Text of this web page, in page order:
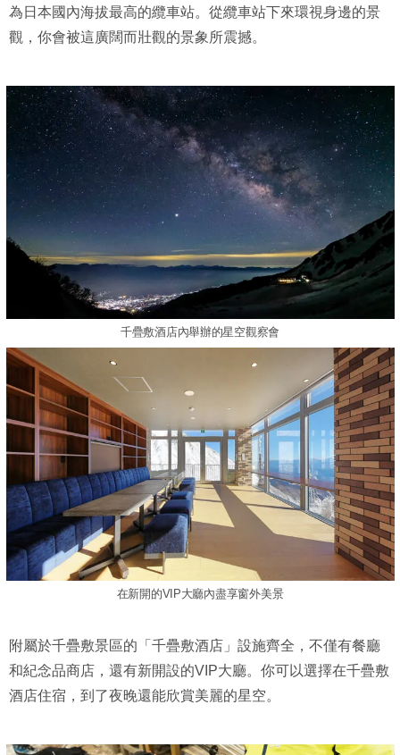
為日本國內海拔最高的纜車站。從纜車站下來環視身邊的景
觀，你會被這廣闊而壯觀的景象所震撼。
千疊敷酒店內舉辦的星空觀察會
在新開的VIP大廳內盡享窗外美景
附屬於千疊敷景區的「千疊敷酒店」設施齊全，不僅有餐廳
和紀念品商店，還有新開設的VIP大廳。你可以選擇在千疊敷
酒店住宿，到了夜晚還能欣賞美麗的星空。